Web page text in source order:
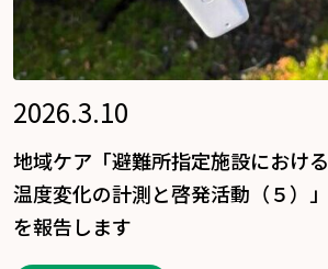
2026.3.10
地域ケア「避難所指定施設における
温度変化の計測と啓発活動（５）」
を報告します